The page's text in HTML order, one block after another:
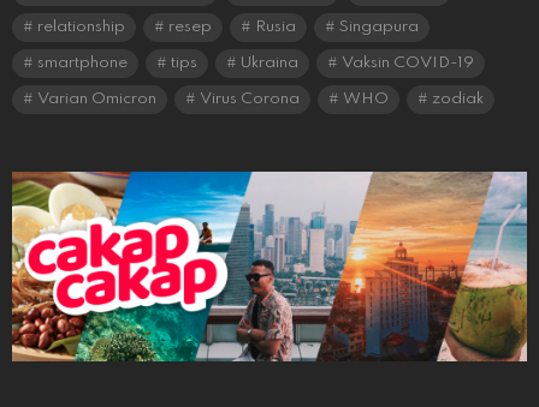
relationship resep Rusia Singapura
smartphone tips Ukraina Vaksin COVID-19
Varian Omicron Virus Corona WHO zodiak